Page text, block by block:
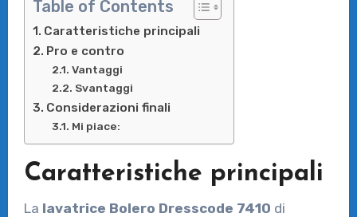
Table of Contents
Caratteristiche principali
Pro e contro
Vantaggi
Svantaggi
Considerazioni finali
Mi piace:
Caratteristiche principali
La lavatrice Bolero Dresscode 7410 di